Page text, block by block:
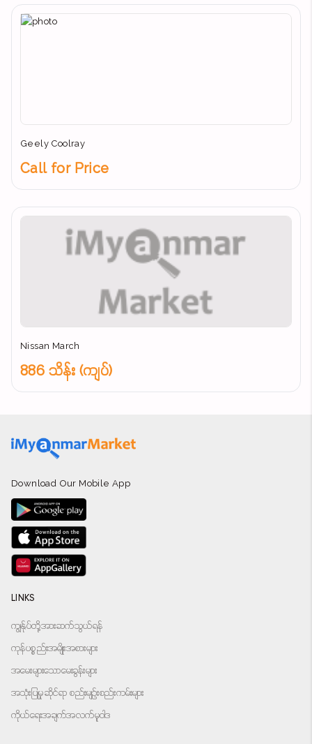
Geely Coolray
Call for Price
Nissan March
886 သိန်း (ကျပ်)
Download Our Mobile App
LINKS
ကျွန်ုပ်တို့အားဆက်သွယ်ရန်
ကုန်ပစ္စည်းအမျိုးအစားများ
အမေးများသောမေးခွန်းများ
အသုံးပြုမှုဆိုင်ရာ စည်းမျဉ်းစည်းကမ်းများ
ကိုယ်ရေးအချက်အလက်မူဝါဒ